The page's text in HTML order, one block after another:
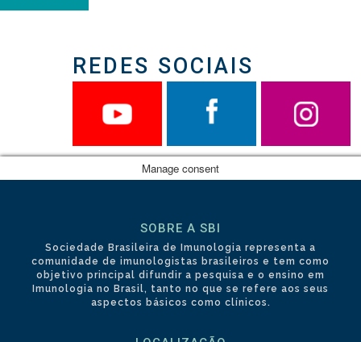
REDES SOCIAIS
SOBRE A SBI
Sociedade Brasileira de Imunologia representa a
comunidade de imunologistas brasileiros e tem como
objetivo principal difundir a pesquisa e o ensino em
Imunologia no Brasil, tanto no que se refere aos seus
aspectos básicos como clínicos.
Manage consent